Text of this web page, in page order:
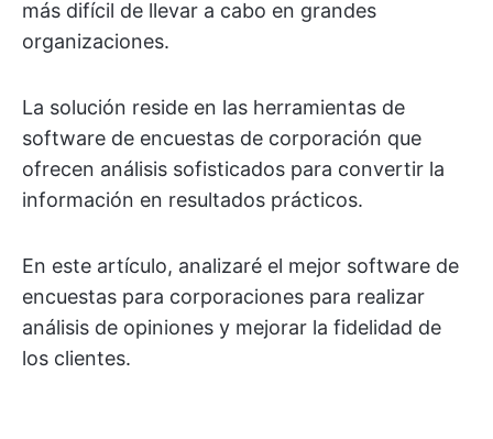
más difícil de llevar a cabo en grandes
organizaciones.
La solución reside en las herramientas de
software de encuestas de corporación que
ofrecen análisis sofisticados para convertir la
información en resultados prácticos.
En este artículo, analizaré el mejor software de
encuestas para corporaciones para realizar
análisis de opiniones y mejorar la fidelidad de
los clientes.